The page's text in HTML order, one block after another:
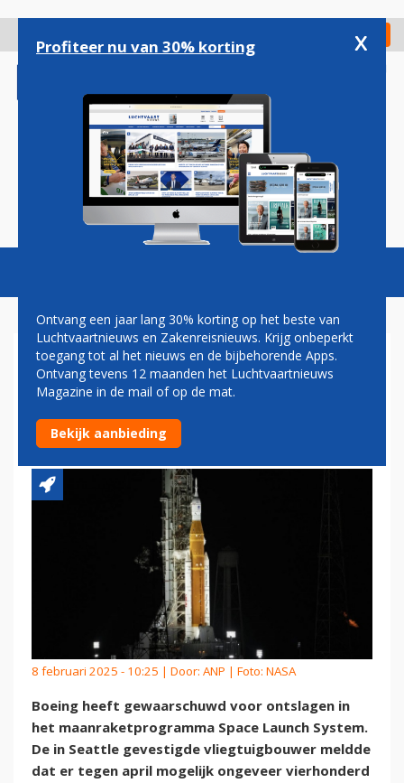
gaan
Check in
Magazine Podcasts Vacatures
BOEING WAARSCHUWT VOOR
ONTSLAGEN BIJ
MAANRAKETPROGRAMMA
8 februari 2025 - 10:25 | Door: ANP | Foto: NASA
Boeing heeft gewaarschuwd voor ontslagen in
het maanraketprogramma Space Launch System.
De in Seattle gevestigde vliegtuigbouwer meldde
dat er tegen april mogelijk ongeveer vierhonderd
Profiteer nu van 30% korting x
Ontvang een jaar lang 30% korting op het beste van
Luchtvaartnieuws en Zakenreisnieuws. Krijg onbeperkt
toegang tot al het nieuws en de bijbehorende Apps.
Ontvang tevens 12 maanden het Luchtvaartnieuws
Magazine in de mail of op de mat.
Bekijk aanbieding